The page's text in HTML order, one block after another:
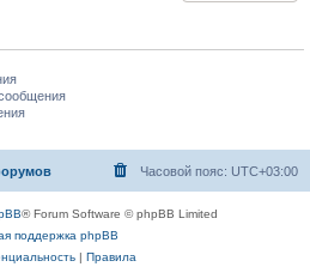
Часовой пояс: UTC+03:00
® Forum Software © phpBB Limited
поддержка phpBB
| Правила